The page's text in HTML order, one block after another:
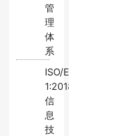
管
理
体
系
ISO/EC20000-
1:2018
信
息
技